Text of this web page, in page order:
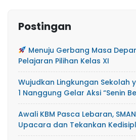
Postingan
Menuju Gerbang Masa
Pelajaran Pilihan Kelas XI
Wujudkan Lingkungan Sekolah
1 Nanggung Gelar Aksi “Senin
Awali KBM Pasca Lebaran,
Upacara dan Tekankan